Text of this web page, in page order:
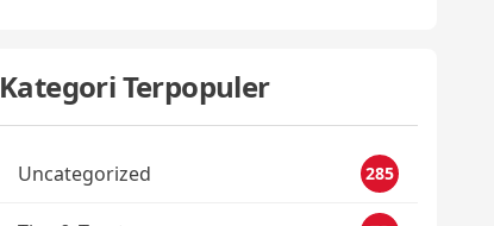
Kategori Terpopuler
Uncategorized 285